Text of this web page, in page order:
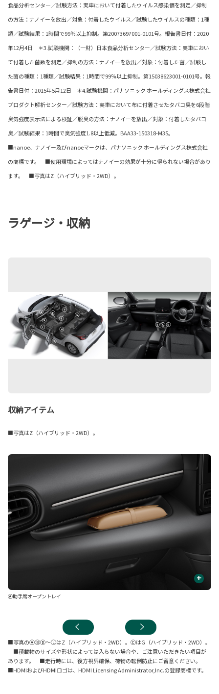
食品分析センター／試験方法：実車において付着したウイルス感染価を測定／抑制
の方法：ナノイーを放出／対象：付着したウイルス／試験したウイルスの種類：1種
類／試験結果：1時間で99％以上抑制。第20073697001-0101号。報告書日付：2020
年12月4日 ＊3.試験機関：（一財）日本食品分析センター／試験方法：実車におい
て付着した菌数を測定／抑制の方法：ナノイーを放出／対象：付着した菌／試験し
た菌の種類：1種類／試験結果：1時間で99％以上抑制。第15038623001-0101号。報
告書日付：2015年5月12日 ＊4.試験機関：パナソニック ホールディングス株式会社
プロダクト解析センター／試験方法：実車において布に付着させたタバコ臭を6段階
臭気強度表示法による検証／脱臭の方法：ナノイーを放出／対象：付着したタバコ
臭／試験結果：1時間で臭気強度1.8以上低減。BAA33-150318-M35。
■nanoe、ナノイー及びnanoeマークは、パナソニック ホールディングス株式会社
の商標です。 ■使用環境によってはナノイーの効果が十分に得られない場合があり
ます。 ■写真はZ（ハイブリッド・2WD）。
ラゲージ・収納
収納アイテム
■写真はZ（ハイブリッド・2WD）。
+
Ⓐ助手席オープントレイ
■写真のⒶⒷⒹ〜ⓁはZ（ハイブリッド・2WD）。ⒸはG（ハイブリッド・2WD）。
■積載物のサイズや形状によっては入らない場合や、ご注意いただきたい項目が
あります。 ■走行時には、後方視界確保、荷物の転倒防止にご留意ください。
■HDMIおよびHDMIロゴは、HDMI Licensing Administrator,Inc.の登録商標です。